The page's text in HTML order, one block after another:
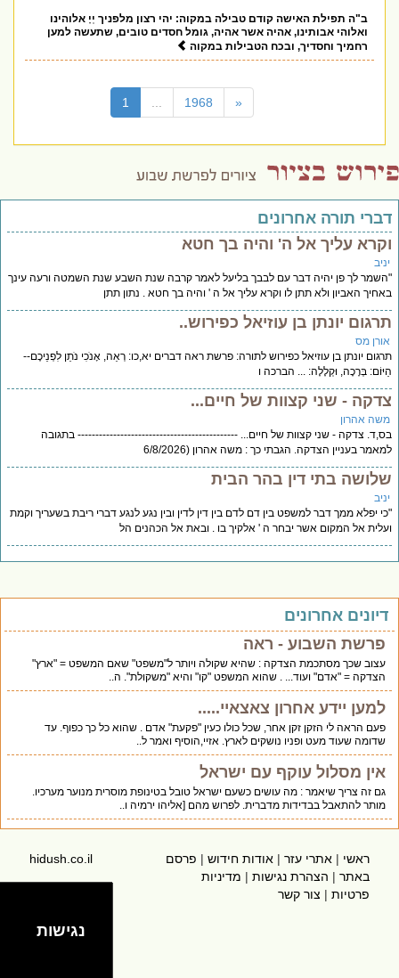
ב"ה תפילת האישה קודם טבילה במקוה: יהי רצון מלפניך יְיָ אלוהינו
ואלוהי אבותינו, אהיה אשר אהיה, גומל חסדים טובים, שתעשה למען
רחמיך וחסדיך, ובכח הטבילות במקוה
1 1968 «
דברי תורה אחרונים
וקרא עליך אל ה' והיה בך חטא
יניב
"השמר לך פן יהיה דבר עם לבבך בליעל לאמר קרבה שנת השבע שנת השמטה ורעה עינך
באחיך האביון ולא תתן לו וקרא עליך אל ה ' והיה בך חטא . נתון תתן
תרגום יונתן בן עוזיאל כפירוש..
אורן מס
תרגום יונתן בן עוזיאל כפירוש לתורה: פרשת ראה דברים יא,כו: רְאֵה, אָנֹכִי נֹתֵן לִפְנֵיכֶם--
הַיּוֹם: בְּרָכָה, וּקְלָלָה: ... הברכה ו
צדקה - שני קצוות של חיים...
משה אהרון
בס,ד. צדקה - שני קצוות של חיים... --------------------------------------------- בתגובה
למאמר בעניין הצדקה. הגבתי כך : משה אהרון (6/8/2026
שלושה בתי דין בהר הבית
יניב
"כי יפלא ממך דבר למשפט בין דם לדם בין דין לדין ובין נגע לנגע דברי ריבת בשעריך וקמת
ועלית אל המקום אשר יבחר ה ' אלקיך בו . ובאת אל הכהנים הל
דיונים אחרונים
פרשת השבוע - ראה
עצוב שכך מסתכמת הצדקה : שהיא שקולה ויותר ל"משפט" שאם המשפט = "ארץ"
הצדקה = "אדם" ועוד... . שהוא המשפט "קו" והיא "משקולת". ה..
למען יידע אחרון צאצאיי.....
פעם הראה לי הזקן זקן אחר, שכל כולו כעין "פקעת" אדם . שהוא כל כך כפוף. עד
שדומה שעוד מעט ופניו נושקים לארץ. אזיי,הוסיף ואמר ל..
אין מסלול עוקף עם ישראל
גם זה צריך שיאמר : מה עושים כשעם ישראל טובל בטינופת מוסרית מנוער מערכיו.
מותר להתאבל בבדידות מדברית. לפרוש מהם [אליהו ירמיה ו..
ראשי | אתרי עזר | אודות חידוש | פרסם
באתר | הצהרת נגישות | מדיניות
פרטיות | צור קשר
hidush.co.il
נגישות